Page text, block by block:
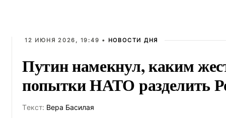
12 ИЮНЯ 2026, 19:49 • НОВОСТИ ДНЯ
Путин намекнул, каким
попытки НАТО разделить
Tекст: Вера Басилая